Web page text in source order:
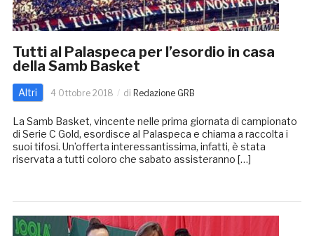
Tutti al Palaspeca per l’esordio in casa
della Samb Basket
Altri 4 Ottobre 2018 di Redazione GRB
La Samb Basket, vincente nelle prima giornata di campionato
di Serie C Gold, esordisce al Palaspeca e chiama a raccolta i
suoi tifosi. Un’offerta interessantissima, infatti, è stata
riservata a tutti coloro che sabato assisteranno […]